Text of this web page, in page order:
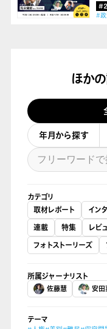
#政
ほか
年月から探す
カテゴリ
取材レポート
イン
連載
特集 レビ
フォトストーリーズ
所属ジャーナリスト
佐藤慧 安田
テーマ